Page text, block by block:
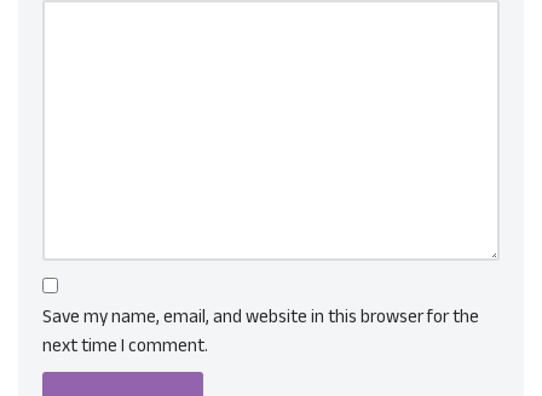
Save my name, email, and website in this browser for the
next time I comment.